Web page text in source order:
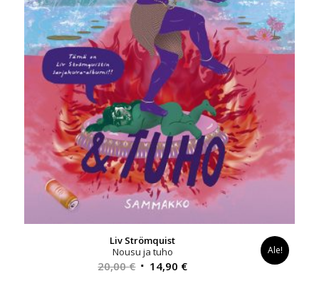
Liv Strömquist
Nousu ja tuho
20,00€ Alkuperäinen
14,90 €Nykyinen
Ale!